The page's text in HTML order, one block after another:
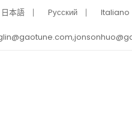
日本語 Pусский Italiano